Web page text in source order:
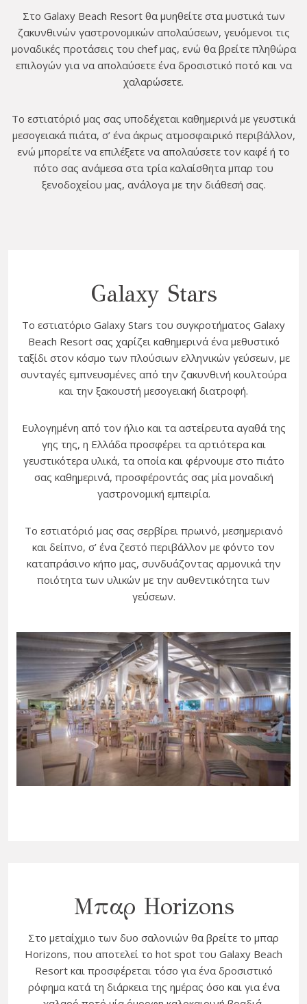
Στο Galaxy Beach Resort θα μυηθείτε στα μυστικά των
ζακυνθινών γαστρονομικών απολαύσεων, γευόμενοι τις
μοναδικές προτάσεις του chef μας, ενώ θα βρείτε πληθώρα
επιλογών για να απολαύσετε ένα δροσιστικό ποτό και να
χαλαρώσετε.
Το εστιατόριό μας σας υποδέχεται καθημερινά με γευστικά
μεσογειακά πιάτα, σ’ ένα άκρως ατμοσφαιρικό περιβάλλον,
ενώ μπορείτε να επιλέξετε να απολαύσετε τον καφέ ή το
πότο σας ανάμεσα στα τρία καλαίσθητα μπαρ του
ξενοδοχείου μας, ανάλογα με την διάθεσή σας.
Galaxy Stars
Το εστιατόριο Galaxy Stars του συγκροτήματος Galaxy
Beach Resort σας χαρίζει καθημερινά ένα μεθυστικό
ταξίδι στον κόσμο των πλούσιων ελληνικών γεύσεων, με
συνταγές εμπνευσμένες από την ζακυνθινή κουλτούρα
και την ξακουστή μεσογειακή διατροφή.
Ευλογημένη από τον ήλιο και τα αστείρευτα αγαθά της
γης της, η Ελλάδα προσφέρει τα αρτιότερα και
γευστικότερα υλικά, τα οποία και φέρνουμε στο πιάτο
σας καθημερινά, προσφέροντάς σας μία μοναδική
γαστρονομική εμπειρία.
Το εστιατόριό μας σας σερβίρει πρωινό, μεσημεριανό
και δείπνο, σ’ ένα ζεστό περιβάλλον με φόντο τον
καταπράσινο κήπο μας, συνδυάζοντας αρμονικά την
ποιότητα των υλικών με την αυθεντικότητα των
γεύσεων.
Μπαρ Horizons
Στο μεταίχμιο των δυο σαλονιών θα βρείτε το μπαρ
Horizons, που αποτελεί το hot spot του Galaxy Beach
Resort και προσφέρεται τόσο για ένα δροσιστικό
ρόφημα κατά τη διάρκεια της ημέρας όσο και για ένα